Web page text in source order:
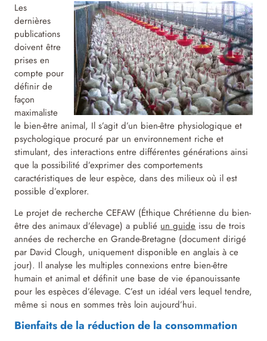
Les
dernières
publications
doivent être
prises en
compte pour
définir de
façon
maximaliste
le bien-être animal, Il s’agit d’un bien-être physiologique et
psychologique procuré par un environnement riche et
stimulant, des interactions entre différentes générations ainsi
que la possibilité d’exprimer des comportements
caractéristiques de leur espèce, dans des milieux où il est
possible d’explorer.
Le projet de recherche CEFAW (Éthique Chrétienne du bien-
être des animaux d’élevage) a publié un guide issu de trois
années de recherche en Grande-Bretagne (document dirigé
par David Clough, uniquement disponible en anglais à ce
jour). Il analyse les multiples connexions entre bien-être
humain et animal et définit une base de vie épanouissante
pour les espèces d’élevage. C’est un idéal vers lequel tendre,
même si nous en sommes très loin aujourd’hui.
Bienfaits de la réduction de la consommation